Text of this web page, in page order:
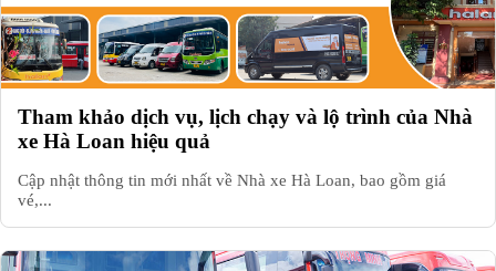
Tham khảo dịch vụ, lịch chạy và lộ trình của Nhà
xe Hà Loan hiệu quả
Cập nhật thông tin mới nhất về Nhà xe Hà Loan, bao gồm giá
vé,...